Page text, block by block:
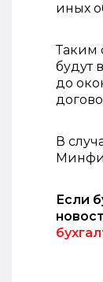
иных
Таким
будут
до
В
Если